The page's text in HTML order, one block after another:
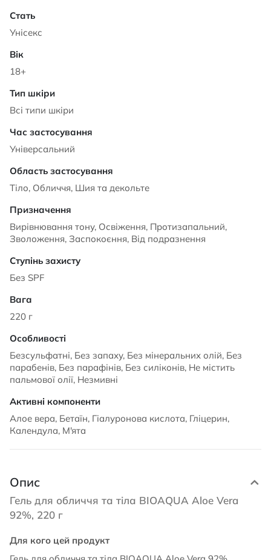
Унісекс
18+
Всі типи шкіри
Універсальний
Тіло, Обличчя, Шия та декольте
Вирівнювання тону, Освіження, Протизапальний,
Зволоження, Заспокоєння, Від подразнення
Без SPF
220 г
Безсульфатні, Без запаху, Без мінеральних олій, Без
парабенів, Без парафінів, Без силіконів, Не містить
пальмової олії, Незмивні
Алое вера, Бетаїн, Гіалуронова кислота, Гліцерин,
Календула, М'ята
Опис
Гель для обличчя та тіла BIOAQUA Aloe Vera
92%, 220 г
Для кого цей продукт